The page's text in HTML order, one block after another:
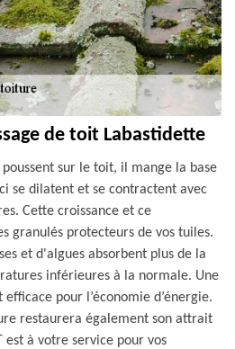
de toit Labastidette
sur le toit, il mange la base
se dilatent et se contractent avec
Cette croissance et ce
granulés protecteurs de vos tuiles.
et d'algues absorbent plus de la
inférieures à la normale. Une
pour l’économie d’énergie.
restaurera également son attrait
est à votre service pour vos